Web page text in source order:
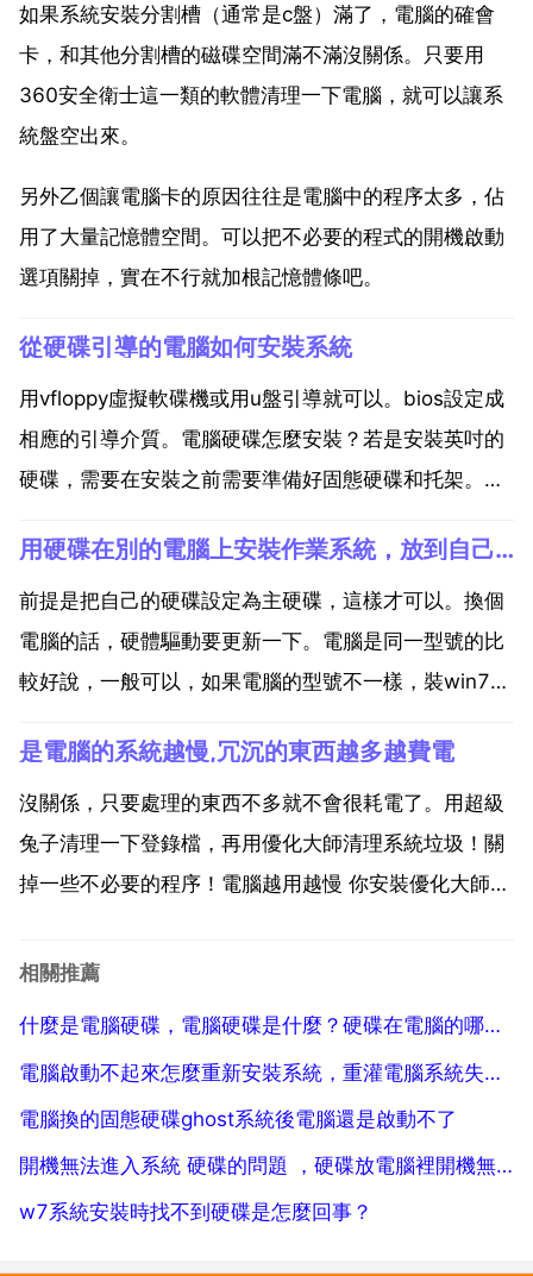
如果系統安裝分割槽（通常是c盤）滿了，電腦的確會
卡，和其他分割槽的磁碟空間滿不滿沒關係。只要用
360安全衛士這一類的軟體清理一下電腦，就可以讓系
統盤空出來。
另外乙個讓電腦卡的原因往往是電腦中的程序太多，佔
用了大量記憶體空間。可以把不必要的程式的開機啟動
選項關掉，實在不行就加根記憶體條吧。
從硬碟引導的電腦如何安裝系統
用vfloppy虛擬軟碟機或用u盤引導就可以。bios設定成
相應的引導介質。電腦硬碟怎麼安裝？若是安裝英吋的
硬碟，需要在安裝之前需要準備好固態硬碟和托架。托
機箱托架，托架上有四個突出的位置。一邊兩個。如果
選擇同時安裝兩個驅動器，請將新安裝連線到埠，將...
用硬碟在別的電腦上安裝作業系統，放到自己的電腦上能用嗎
前提是把自己的硬碟設定為主硬碟，這樣才可以。換個
電腦的話，硬體驅動要更新一下。電腦是同一型號的比
較好說，一般可以，如果電腦的型號不一樣，裝win7，
不匹配。win7 自帶的驅動比較多，一般來說，都可
以。有兩種方法。一把別人電腦的光碟機拿到自己電腦
進行裝...
是電腦的系統越慢,冗沉的東西越多越費電
沒關係，只要處理的東西不多就不會很耗電了。用超級
兔子清理一下登錄檔，再用優化大師清理系統垃圾！關
掉一些不必要的程序！電腦越用越慢 你安裝優化大師優
啊！或到電腦城花幾塊錢就能賣到光碟！估計你的電腦
相關推薦
什麼是電腦硬碟，電腦硬碟是什麼？硬碟在電腦的哪個地方？
電腦啟動不起來怎麼重新安裝系統，重灌電腦系統失敗後 怎麼重新啟動不了
電腦換的固態硬碟ghost系統後電腦還是啟動不了
開機無法進入系統 硬碟的問題 ，硬碟放電腦裡開機無法進系統（插別的電腦裡也進不去），連BIOS也進不
w7系統安裝時找不到硬碟是怎麼回事？